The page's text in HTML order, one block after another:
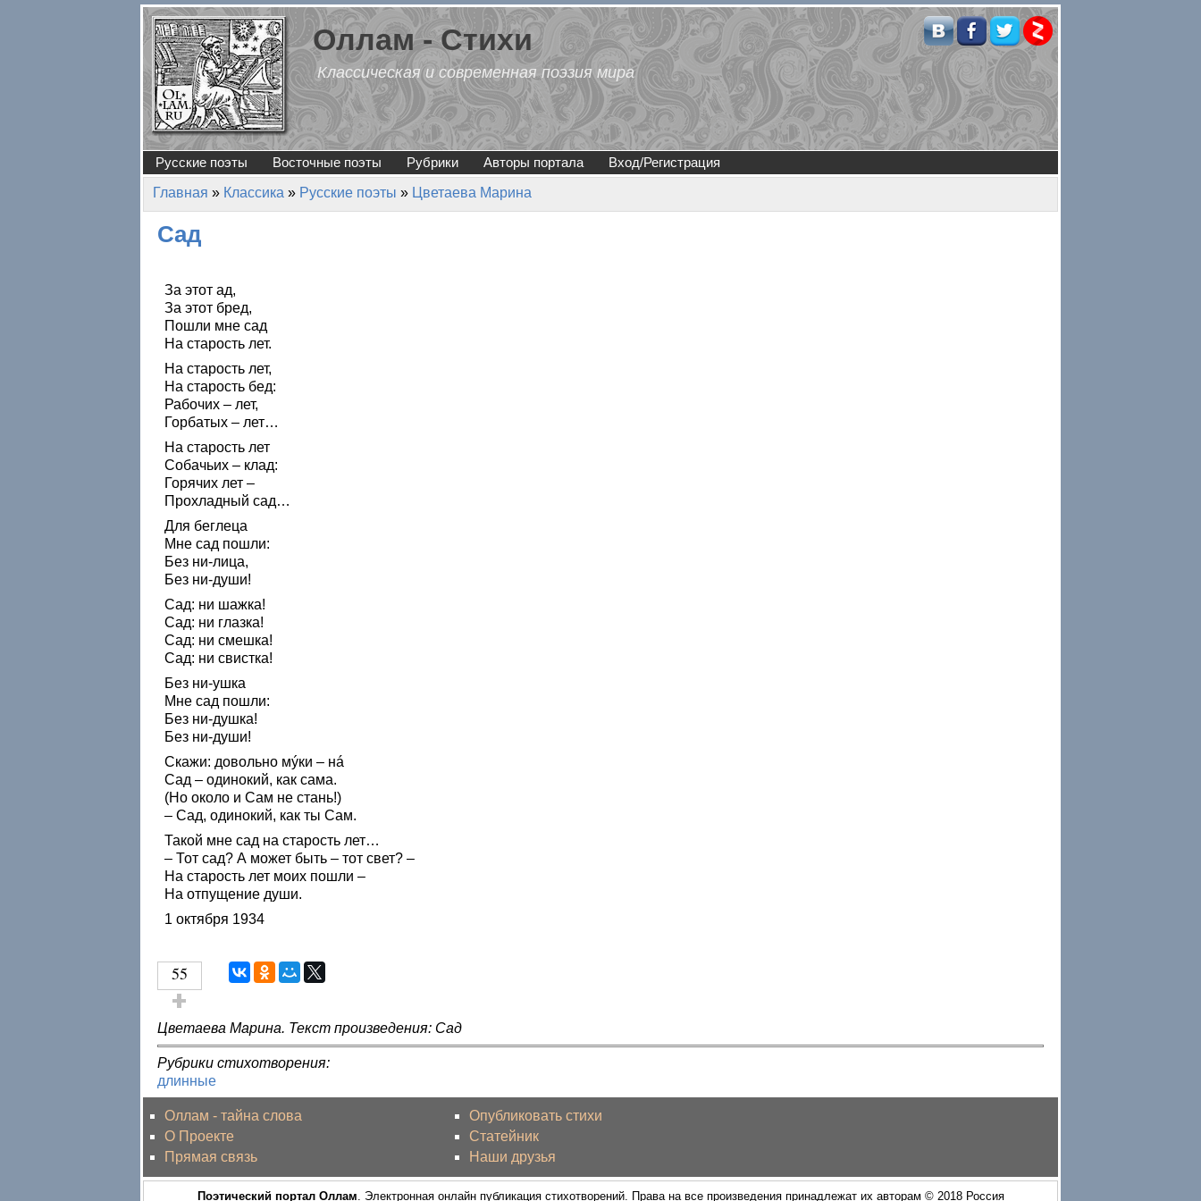
Перейти к основному содержанию
Оллам - Стихи
Классическая и современная поэзия мира
Русские поэты Восточные поэты Рубрики Авторы портала Вход/Регистрация
Вы здесь
Главная » Классика » Русские поэты » Цветаева Марина
Сад
За этот ад,
За этот бред,
Пошли мне сад
На старость лет.
На старость лет,
На старость бед:
Рабочих – лет,
Горбатых – лет…
На старость лет
Собачьих – клад:
Горячих лет –
Прохладный сад…
Для беглеца
Мне сад пошли:
Без ни-лица,
Без ни-души!
Сад: ни шажка!
Сад: ни глазка!
Сад: ни смешка!
Сад: ни свистка!
Без ни-ушка
Мне сад пошли:
Без ни-душка!
Без ни-души!
Скажи: довольно мýки – нá
Сад – одинокий, как сама.
(Но около и Сам не стань!)
– Сад, одинокий, как ты Сам.
Такой мне сад на старость лет…
– Тот сад? А может быть – тот свет? –
На старость лет моих пошли –
На отпущение души.
1 октября 1934
55
Голос за!
Цветаева Марина. Текст произведения: Сад
Рубрики стихотворения:
длинные
Оллам - тайна слова
О Проекте
Прямая связь
Опубликовать стихи
Статейник
Наши друзья
Поэтический портал Оллам . Электронная онлайн публикация стихотворений. Права на все произведения принадлежат их авторам © 2018 Россия